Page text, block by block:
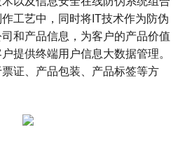
工艺中，同时将IT技术作为防伪
和产品信息，为客户的产品价值
提供终端用户信息大数据管理。
证、产品包装、产品标签等方